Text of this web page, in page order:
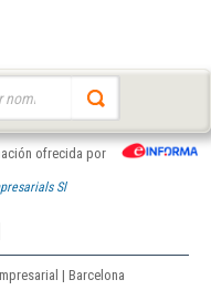
ofrecida por
Sl
| Barcelona